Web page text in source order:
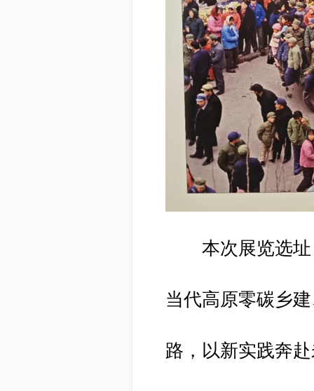
本次展览选址
当代高原零碳乡
路，以新实践奔